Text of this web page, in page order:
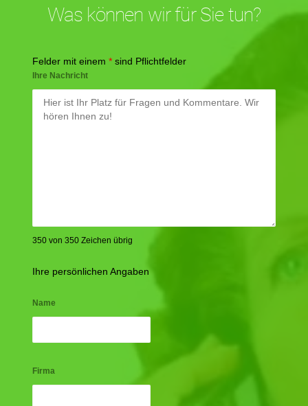
Was können wir für Sie tun?
Felder mit einem * sind Pflichtfelder
Ihre Nachricht
350 von 350 Zeichen übrig
Ihre persönlichen Angaben
Name
Firma